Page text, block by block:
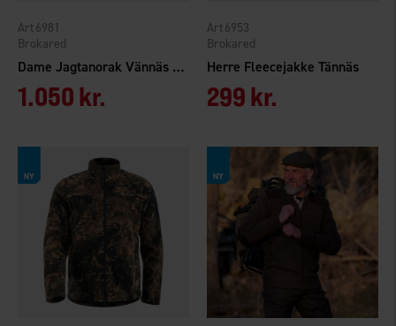
Dame Jagtanorak Vännäs WP
Brokared
6981
1.050 kr.
Herre Fleecejakke Tännäs
Brokared
6953
299 kr.